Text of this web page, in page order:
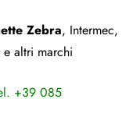
Zebra, Intermec,
altri marchi
+39 085